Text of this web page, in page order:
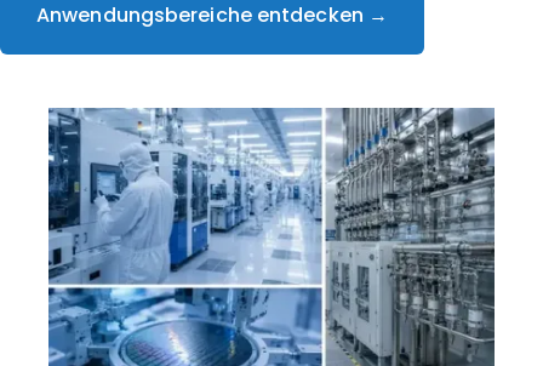
Anwendungsbereiche entdecken →